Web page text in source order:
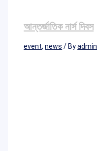
আন্তর্জাতিক নার্স দিবস
event,news / Byadmin